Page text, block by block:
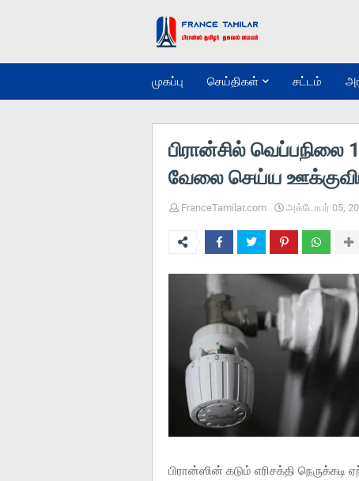
முகப்பு செய்திகள் சட்டம்
பிரான்சில் வெப்பநிலை
வேலை செய்ய
FranceTamilar.com அக்டோபர் 05,
பிரான்ஸின் கடும் எரிசக்தி நெருக்கடி